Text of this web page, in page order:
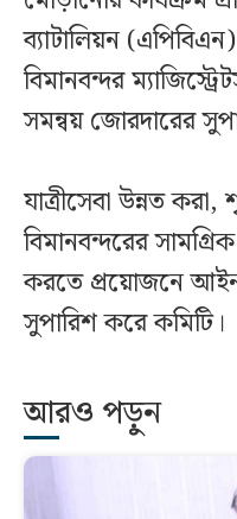
ব্যাটালিয়ন
বিমানবন্দর
সমন্বয় জোরদারের
যাত্রীসেবা উন্নত
বিমানবন্দরের
করতে প্রয়োজনে
সুপারিশ করে কমিটি।
আরও পড়ুন